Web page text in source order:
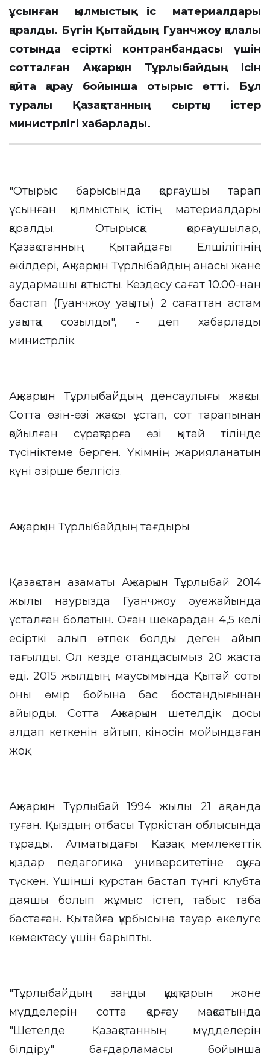
ұсынған қылмыстық іс материалдары
қаралды. Бүгін Қытайдың Гуанчжоу қалалық
сотында есірткі контранбандасы үшін
сотталған Ақжарқын Тұрлыбайдың ісін
қайта қарау бойынша отырыс өтті. Бұл
туралы Қазақстанның сыртқы істер
министрлігі хабарлады.
"Отырыс барысында қорғаушы тарап
ұсынған қылмыстық істің материалдары
қаралды. Отырысқа қорғаушылар,
Қазақстанның Қытайдағы Елшілігінің
өкілдері, Ақжарқын Тұрлыбайдың анасы және
аудармашы қатысты. Кездесу сағат 10.00-нан
бастап (Гуанчжоу уақыты) 2 сағаттан астам
уақытқа созылды", - деп хабарлады
министрлік.
Ақжарқын Тұрлыбайдың денсаулығы жақсы.
Сотта өзін-өзі жақсы ұстап, сот тарапынан
қойылған сұрақтарға өзі қытай тілінде
түсініктеме берген. Үкімнің жарияланатын
күні әзірше белгісіз.
Ақжарқын Тұрлыбайдың тағдыры
Қазақстан азаматы Ақжарқын Тұрлыбай 2014
жылы наурызда Гуанчжоу әуежайында
ұсталған болатын. Оған шекарадан 4,5 келі
есірткі алып өтпек болды деген айып
тағылды. Ол кезде отандасымыз 20 жаста
еді. 2015 жылдың маусымында Қытай соты
оны өмір бойына бас бостандығынан
айырды. Сотта Ақжарқын шетелдік досы
алдап кеткенін айтып, кінәсін мойындаған
жоқ.
Ақжарқын Тұрлыбай 1994 жылы 21 ақпанда
туған. Қыздың отбасы Түркістан облысында
тұрады. Алматыдағы Қазақ мемлекеттік
қыздар педагогика университетіне оқуға
түскен. Үшінші курстан бастап түнгі клубта
даяшы болып жұмыс істеп, табыс таба
бастаған. Қытайға құрбысына тауар әкелуге
көмектесу үшін барыпты.
"Тұрлыбайдың заңды құқықтарын және
мүдделерін сотта қорғау мақсатында
"Шетелде Қазақстанның мүдделерін
білдіру" бағдарламасы бойынша